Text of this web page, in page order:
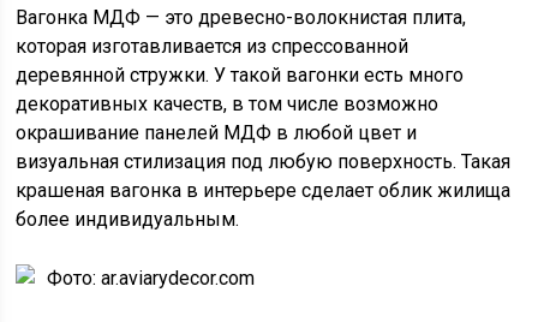
Вагонка МДФ — это древесно-волокнистая плита,
которая изготавливается из спрессованной
деревянной стружки. У такой вагонки есть много
декоративных качеств, в том числе возможно
окрашивание панелей МДФ в любой цвет и
визуальная стилизация под любую поверхность. Такая
крашеная вагонка в интерьере сделает облик жилища
более индивидуальным.
Фото: ar.aviarydecor.com